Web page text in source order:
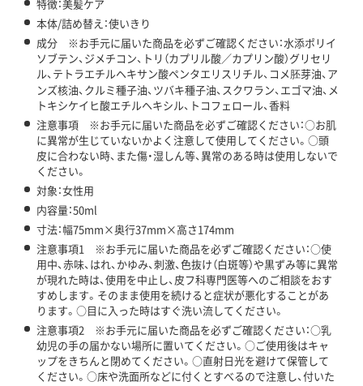
特徴：美髪ケア
本体/詰め替え：使いきり
成分 ※お手元に届いた商品を必ずご確認ください：水添ポリイ
ソブテン、ジメチコン、トリ（カプリル酸／カプリン酸）グリセリ
ル、テトラエチルヘキサン酸ペンタエリスリチル、コメ胚芽油、ア
ンズ核油、クルミ種子油、ツバキ種子油、スクワラン、エゴマ油、メ
トキシケイヒ酸エチルヘキシル、トコフェロール、香料
注意事項 ※お手元に届いた商品を必ずご確認ください：○お肌
に異常が生じていないかよく注意して使用してください。○頭
皮に合わない時、また傷・湿しん等、異常のある時は使用しないで
ください。
対象：女性用
内容量：50ml
寸法：幅75mm×奥行37mm×高さ174mm
注意事項1 ※お手元に届いた商品を必ずご確認ください：○使
用中、赤味、はれ、かゆみ、刺激、色抜け（白斑等）や黒ずみ等に異常
が現れた時は、使用を中止し、皮フ科専門医等へのご相談をおす
すめします。そのまま使用を続けると症状が悪化することがあ
ります。○目に入った時はすぐ洗い流してください。
注意事項2 ※お手元に届いた商品を必ずご確認ください：○乳
幼児の手の届かない場所に置いてください。○ご使用後はキャ
ップをきちんと閉めてください。○直射日光を避けて保管して
ください。○床や洗面所などに付くとすべるので注意し、付いた